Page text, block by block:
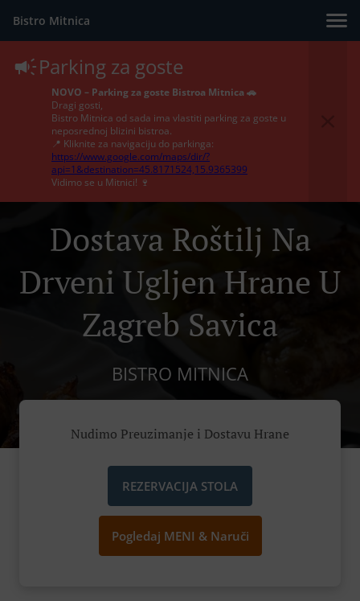
Bistro Mitnica
Parking za goste
NOVO – Parking za goste Bistroa Mitnica 🚗
Dragi gosti,
Bistro Mitnica od sada ima vlastiti parking za goste u
neposrednoj blizini bistroa.
📍 Kliknite za navigaciju do parkinga:
https://www.google.com/maps/dir/?
api=1&destination=45.8171524,15.9365399
Vidimo se u Mitnici! 🍷
Dostava Roštilj Na
Drveni Ugljen Hrane U
Zagreb Savica
BISTRO MITNICA
Nudimo Preuzimanje i Dostavu Hrane
REZERVACIJA STOLA
Pogledaj MENI & Naruči